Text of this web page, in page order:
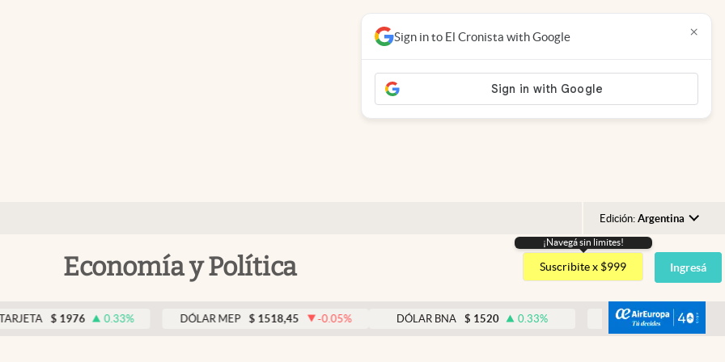
Edición: Argentina
Argentina
España
México
USA
Economía y Política
¡Navegá sin limites!
Suscribite x $999 Ingresá
$ 1976 0.33% DÓLAR MEP $ 1518,45 -0.05% DÓLAR BNA $ 1520 0.33% DÓLAR BLUE $ 1540
Sign in to El Cronista with Google ×